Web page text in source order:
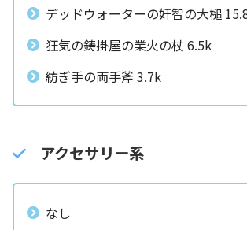
デッドウォーターの奸智の大槌
狂気の鋳掛屋の業火の杖 6.5k
紡ぎ手の両手斧 3.7k
アクセサリー系
なし